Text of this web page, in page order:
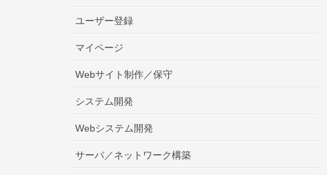
ユーザー登録
マイページ
Webサイト制作／保守
システム開発
Webシステム開発
サーバ／ネットワーク構築